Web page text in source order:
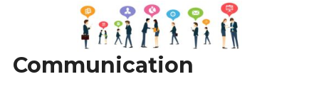
Communication